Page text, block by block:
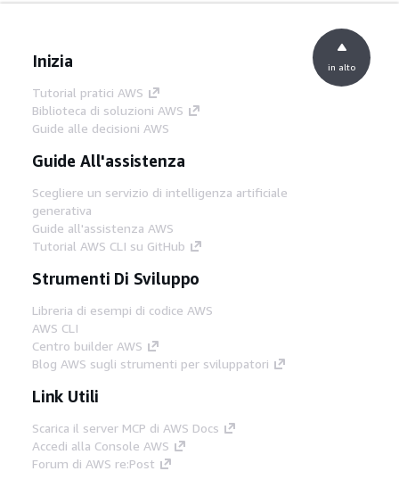
Inizia
Tutorial pratici AWS
Biblioteca di soluzioni AWS
Guide alle decisioni AWS
Guide All'assistenza
Scegliere un servizio di intelligenza artificiale
generativa
Guide all'assistenza AWS
Tutorial AWS CLI su GitHub
Strumenti Di Sviluppo
Libreria di esempi di codice AWS
AWS CLI
Centro builder AWS
Blog AWS sugli strumenti per sviluppatori
Link Utili
Scarica il server MCP di AWS Docs
Accedi alla Console AWS
Forum di AWS re:Post
in alto